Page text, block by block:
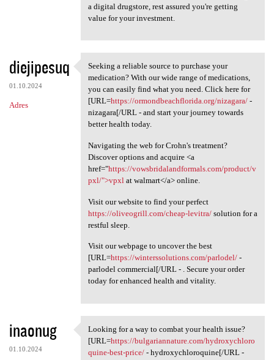
a digital drugstore, rest assured you're getting
value for your investment.
diejipesuq
01.10.2024
Adres
Seeking a reliable source to
Seeking a reliable source to purchase your
medication? With our wide range of medications,
you can easily find what you need. Click here for
[URL=https://ormondbeachflorida.org/nizagara/-
nizagara[/URL - and start your journey towards
better health today.
Navigating the web for Crohn's treatment?
Discover options and acquire <a
href="https://vowsbridalandformals.com/product/v
pxl/">vpxlat walmart</a> online.
Visit our website to find your perfect
https://oliveogrill.com/cheap-levitra/solution for a
restful sleep.
Visit our webpage to uncover the best
[URL=https://winterssolutions.com/parlodel/-
parlodel commercial[/URL - . Secure your order
today for enhanced health and vitality.
inaonug
01.10.2024
Looking for a way to combat
Looking for a way to combat your health issue?
[URL=https://bulgariannature.com/hydroxychloro
quine-best-price/- hydroxychloroquine[/URL -